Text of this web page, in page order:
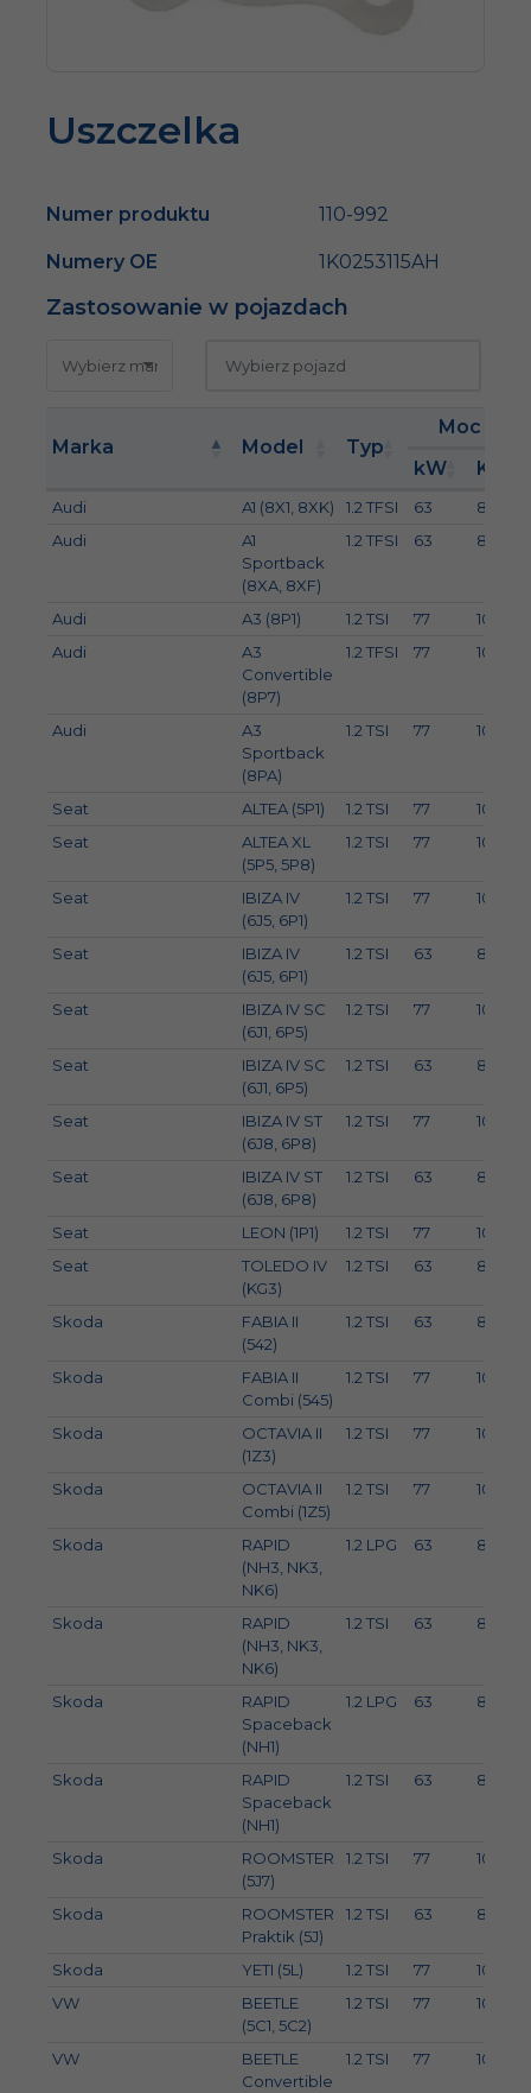
Uszczelka
Numer produktu 110-992
Numery OE 1K0253115AH
Zastosowanie w pojazdach
Marka Model Typ
Moc
kW
KM
Audi A1 (8X1, 8XK) 1.2 TFSI 63
86
Audi
A1
Sportback
(8XA, 8XF)
1.2 TFSI 63 86
Audi A3 (8P1) 1.2 TSI 77
105
Audi
A3
Convertible
(8P7)
1.2 TFSI 77 105
Audi
A3
Sportback
(8PA)
1.2 TSI 77 105
Seat ALTEA (5P1) 1.2 TSI 77
105
Seat
ALTEA XL
(5P5, 5P8)
1.2 TSI 77 105
Seat
IBIZA IV
(6J5, 6P1)
1.2 TSI 77 105
Seat
IBIZA IV
(6J5, 6P1)
1.2 TSI 63 86
Seat
IBIZA IV SC
(6J1, 6P5)
1.2 TSI 77 105
Seat
IBIZA IV SC
(6J1, 6P5)
1.2 TSI 63 86
Seat
IBIZA IV ST
(6J8, 6P8)
1.2 TSI 77 105
Seat
IBIZA IV ST
(6J8, 6P8)
1.2 TSI 63 86
Seat LEON (1P1) 1.2 TSI 77
105
Seat
TOLEDO IV
(KG3)
1.2 TSI 63 86
Skoda
FABIA II
(542)
1.2 TSI 63 86
Skoda
FABIA II
Combi (545)
1.2 TSI 77 105
Skoda
OCTAVIA II
(1Z3)
1.2 TSI 77 105
Skoda
OCTAVIA II
Combi (1Z5)
1.2 TSI 77 105
Skoda
RAPID
(NH3, NK3,
NK6)
1.2 LPG 63 86
Skoda
RAPID
(NH3, NK3,
NK6)
1.2 TSI 63 86
Skoda
RAPID
Spaceback
(NH1)
1.2 LPG 63 86
Skoda
RAPID
Spaceback
(NH1)
1.2 TSI 63 86
Skoda
ROOMSTER
(5J7)
1.2 TSI 77 105
Skoda
ROOMSTER
Praktik (5J)
1.2 TSI 63 86
Skoda YETI (5L) 1.2 TSI 77
105
VW
BEETLE
(5C1, 5C2)
1.2 TSI 77 105
VW
BEETLE
Convertible
1.2 TSI 77 105